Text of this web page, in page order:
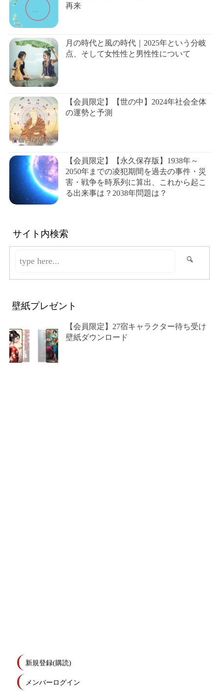
再来
月の時代と風の時代｜2025年という分岐
点、そして女性性と男性性について
【会員限定】【世の中】2024年社会全体
の運勢と予測
【会員限定】【永久保存版】1938年～
2050年までの凌犯期間を過去の事件・災
害・戦争を時系列に算出、これから起こ
る出来事は？2038年問題は？
サイト内検索
壁紙プレゼント
【会員限定】27宿キャラクター待ち受け
壁紙ダウンロード
新規登録(購読)
メンバーログイン